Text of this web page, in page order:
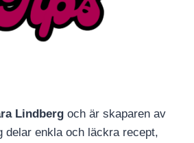
Lindberg och är skaparen av
delar enkla och läckra recept,